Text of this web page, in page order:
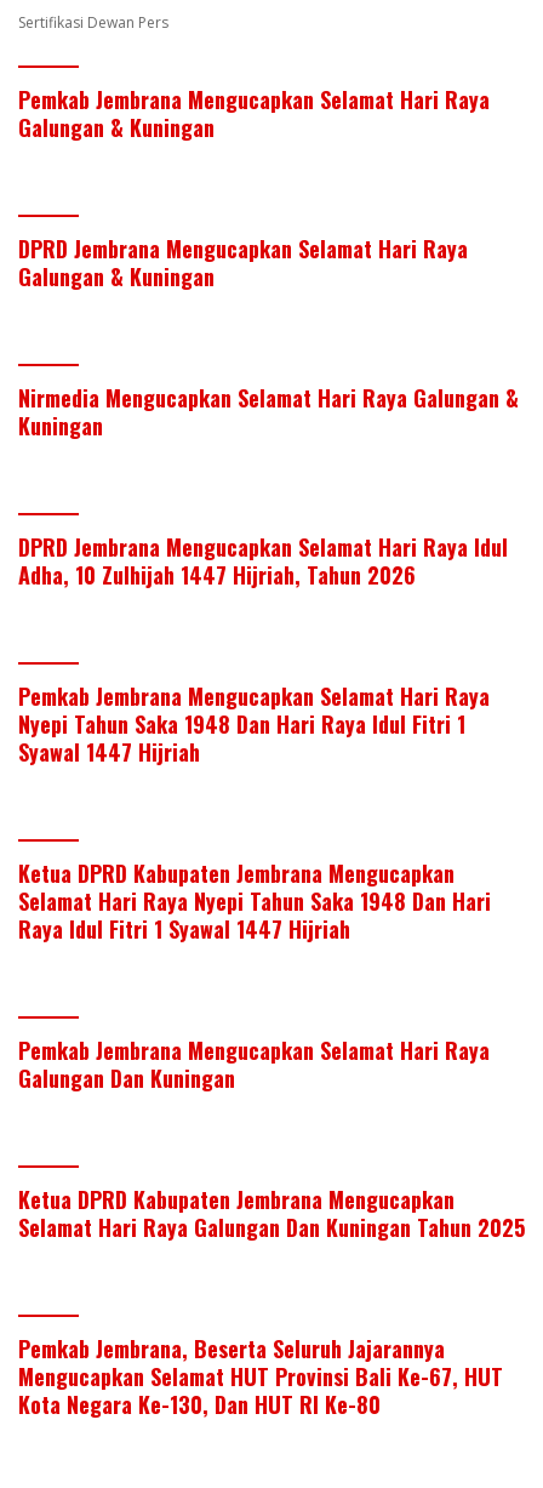
Sertifikasi Dewan Pers
Pemkab Jembrana Mengucapkan Selamat Hari Raya
Galungan & Kuningan
DPRD Jembrana Mengucapkan Selamat Hari Raya
Galungan & Kuningan
Nirmedia Mengucapkan Selamat Hari Raya Galungan &
Kuningan
DPRD Jembrana Mengucapkan Selamat Hari Raya Idul
Adha, 10 Zulhijah 1447 Hijriah, Tahun 2026
Pemkab Jembrana Mengucapkan Selamat Hari Raya
Nyepi Tahun Saka 1948 Dan Hari Raya Idul Fitri 1
Syawal 1447 Hijriah
Ketua DPRD Kabupaten Jembrana Mengucapkan
Selamat Hari Raya Nyepi Tahun Saka 1948 Dan Hari
Raya Idul Fitri 1 Syawal 1447 Hijriah
Pemkab Jembrana Mengucapkan Selamat Hari Raya
Galungan Dan Kuningan
Ketua DPRD Kabupaten Jembrana Mengucapkan
Selamat Hari Raya Galungan Dan Kuningan Tahun 2025
Pemkab Jembrana, Beserta Seluruh Jajarannya
Mengucapkan Selamat HUT Provinsi Bali Ke-67, HUT
Kota Negara Ke-130, Dan HUT RI Ke-80